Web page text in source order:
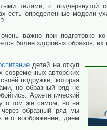
телами, с подчеркнутой
есть определенные модели
важно при подготовке
более здоровых образов,
питание детей на откуп
современных авторских
подружки, которая
но образный ряд не
Архетипический
о том же самом, но на
через образный ряд мы
его воображение, даем